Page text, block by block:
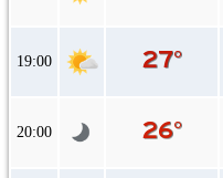
19:00
20:00